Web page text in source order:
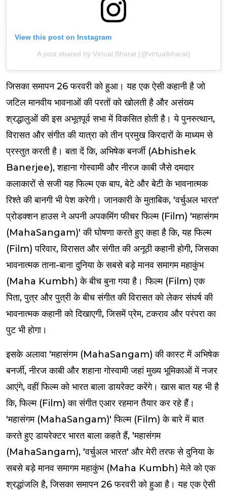
View this post on Instagram
A post shared by Virtual Bharat (@virtualbharat)
जिसका समापन 26 फरवरी को हुआ। यह एक ऐसी कहानी है जो
जटिल मानवीय भावनाओं की परतों को खोलती है और असंख्य
श्रद्धालुओं की इस अभूतपूर्व सभा में विकसित होती है। ये पुनरुत्थान,
विरासत और संगीत की यात्रा को तीन प्रमुख किरदारों के माध्यम से
प्रस्तुत करती है।बता दें कि, अभ‍िषेक बनर्जी (Abhishek
Banerjee), शहाना गोस्‍वामी और नीरज काबी जैसे दमदार
कलाकारों से सजी यह फिल्‍म एक बाप, बेटे और बेटी के भावनात्‍मक
रिश्‍ते की बानगी भी पेश करेगी। जानकारी के मुताबिक, 'वर्चुअल भारत'
प्रोडक्‍शन हाउस ने अपनी अपकमिंग फीचर फिल्म (Film) 'महासंगम
(MahaSangam)' की घोषणा करते हुए कहा है कि, यह फिल्म
(Film) परिवार, विरासत और संगीत की अनूठी कहानी होगी, जिसका
भावनात्मक ताना-बाना दुनिया के सबसे बड़े मानव समागम महाकुंभ
(Maha Kumbh) के बीच बुना गया है। फिल्म (Film) एक
पिता, पुत्र और पुत्री के बीच संगीत की विरासत को लेकर संघर्ष की
भावनात्मक कहानी को दिखाएगी, जिसमें प्रेम, टकराव और परंपरा का
पुट भी होगा।
इसके अलावा 'महासंगम (MahaSangam) की कास्‍ट में अभिषेक
बनर्जी, नीरज काबी और शहाना गोस्वामी जहां मुख्य भूमिकाओं में नजर
आएंगे, वहीं फिल्‍म को भारत बाला डायरेक्‍ट करेंगे। खास बात यह भी है
कि, फिल्म (Film) का संगीत एआर रहमान तैयार कर रहे हैं।
'महासंगम (MahaSangam)' फिल्म (Film) के बारे में बात
करते हुए डायरेक्‍टर भारत बाला कहते हैं, 'महासंगम
(MahaSangam), 'वर्चुअल भारत' और मेरी तरफ से दुनिया के
सबसे बड़े मानव समागम महाकुंभ (Maha Kumbh) मेले को एक
श्रद्धांजलि है, जिसका समापन 26 फरवरी को हुआ है। यह एक ऐसी